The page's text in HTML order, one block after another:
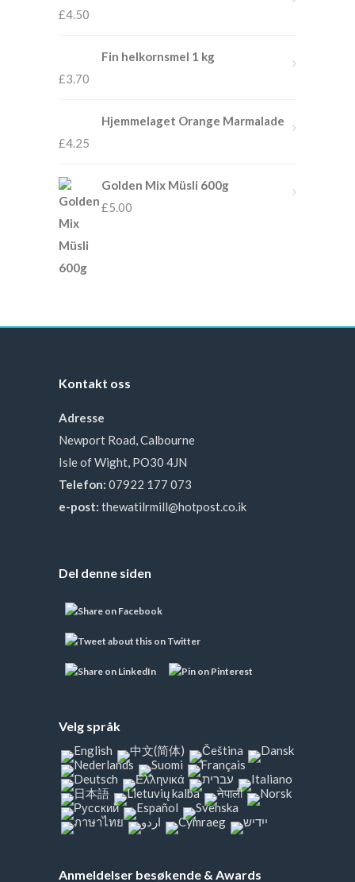
£4.50
Fin helkornsmel 1 kg
£3.70
Hjemmelaget Orange Marmalade
£4.25
Golden Mix Müsli 600g
£5.00
Kontakt oss
Adresse
Newport Road, Calbourne
Isle of Wight, PO30 4JN
Telefon: 07922 177 073
e-post: thewatilrmill@hotpost.co.ik
Del denne siden
Velg språk
Anmeldelser besøkende & Awards